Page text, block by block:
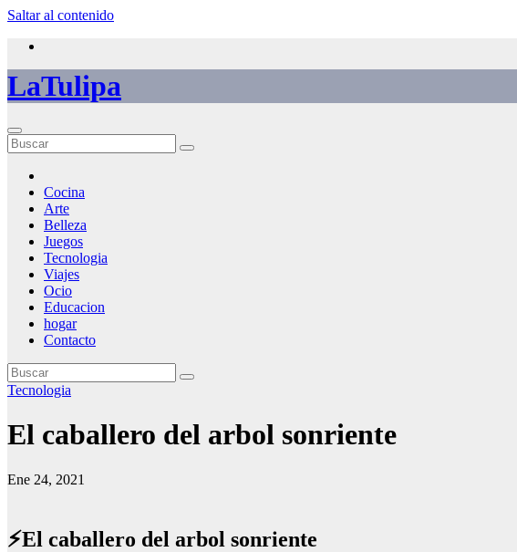
Saltar al contenido
LaTulipa
Cocina
Arte
Belleza
Juegos
Tecnologia
Viajes
Ocio
Educacion
hogar
Contacto
Tecnologia
El caballero del arbol sonriente
Ene 24, 2021
⚡El caballero del arbol sonriente